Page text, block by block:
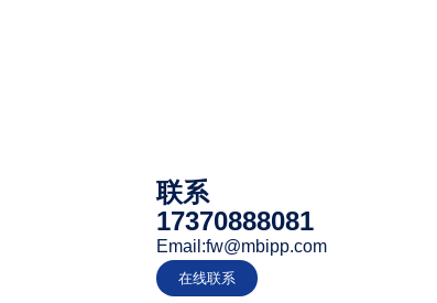
联系
17370888081
Email:fw@mbipp.com
在线联系